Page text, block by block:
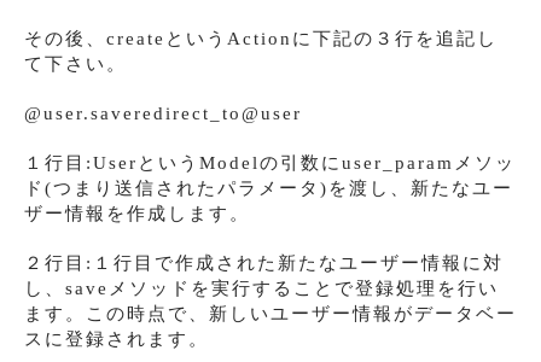
その後、createというActionに下記の３行を追記し
て下さい。
@user.saveredirect_to@user
１行目:UserというModelの引数にuser_paramメソッ
ド(つまり送信されたパラメータ)を渡し、新たなユー
ザー情報を作成します。
２行目:１行目で作成された新たなユーザー情報に対
し、saveメソッドを実行することで登録処理を行い
ます。この時点で、新しいユーザー情報がデータベー
スに登録されます。